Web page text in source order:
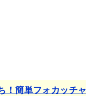
！簡単フォカッチャ